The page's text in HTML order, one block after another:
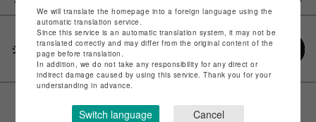
シェアする
We will translate the homepage into a foreign language using the
automatic translation service.
Since this service is an automatic translation system, it may not be
translated correctly and may differ from the original content of the
page before translation.
In addition, we do not take any responsibility for any direct or
indirect damage caused by using this service. Thank you for your
understanding in advance.
Switch language Cancel